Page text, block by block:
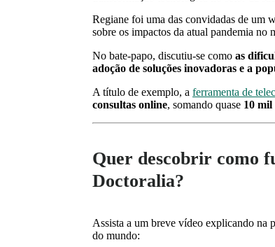
Regiane foi uma das convidadas de um
sobre os impactos da atual pandemia no
No bate-papo, discutiu-se como as
adoção de soluções inovadoras e a
A título de exemplo, a ferramenta de
consultas online, somando quase 10 mil
Quer descobrir como
Doctoralia?
Assista a um breve vídeo explicando na
do mundo: